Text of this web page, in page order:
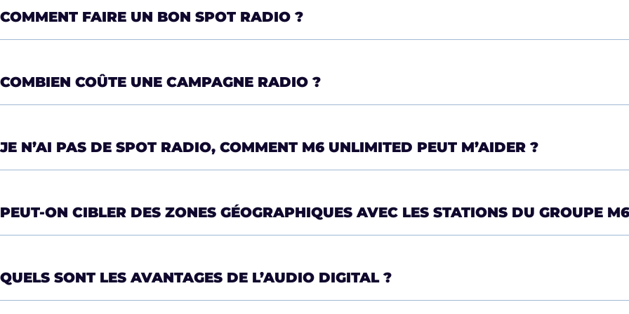
COMMENT FAIRE UN BON SPOT RADIO ?
COMBIEN COÛTE UNE CAMPAGNE RADIO ?
JE N’AI PAS DE SPOT RADIO, COMMENT M6 UNLIMITED PEUT M’AIDER ?
PEUT-ON CIBLER DES ZONES GÉOGRAPHIQUES AVEC LES STATIONS DU GROUPE
QUELS SONT LES AVANTAGES DE L’AUDIO DIGITAL ?